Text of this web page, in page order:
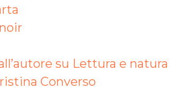
su Lettura e natura
Converso